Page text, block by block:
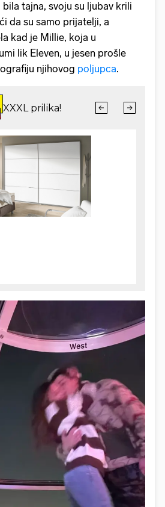
tajna, svoju su ljubav krili
da su samo prijatelji, a
kad je Millie, koja u
lik Eleven, u jesen prošle
njihovog poljupca.